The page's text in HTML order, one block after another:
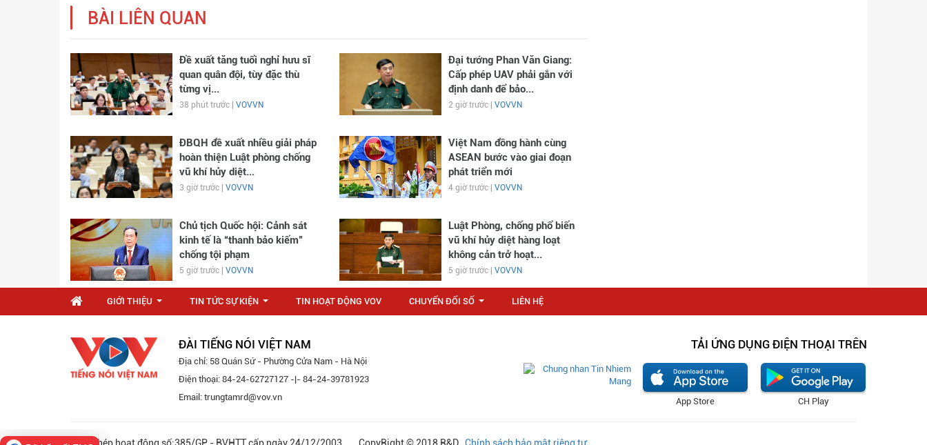
BÀI LIÊN QUAN
Đề xuất tăng tuổi nghỉ hưu sĩ
quan quân đội, tùy đặc thù
từng vị...
38 phút trước | VOVVN
Đại tướng Phan Văn Giang:
Cấp phép UAV phải gắn với
định danh để bảo...
2 giờ trước | VOVVN
ĐBQH đề xuất nhiều giải pháp
hoàn thiện Luật phòng chống
vũ khí hủy diệt...
3 giờ trước | VOVVN
Việt Nam đồng hành cùng
ASEAN bước vào giai đoạn
phát triển mới
4 giờ trước | VOVVN
Chủ tịch Quốc hội: Cảnh sát
kinh tế là “thanh bảo kiếm”
chống tội phạm
5 giờ trước | VOVVN
Luật Phòng, chống phổ biến
vũ khí hủy diệt hàng loạt
không cản trở hoạt...
5 giờ trước | VOVVN
GIỚI THIỆU TIN TỨC SỰ KIỆN TIN HOẠT ĐỘNG VOV CHUYỂN ĐỔI SỐ LIÊN HỆ
ĐÀI TIẾNG NÓI VIỆT NAM
Địa chỉ: 58 Quán Sứ - Phường Cửa Nam - Hà Nội
Điện thoại: 84-24-62727127 -|- 84-24-39781923
Email: trungtamrd@vov.vn
TẢI ỨNG DỤNG ĐIỆN THOẠI TRÊN
CH Play
App Store